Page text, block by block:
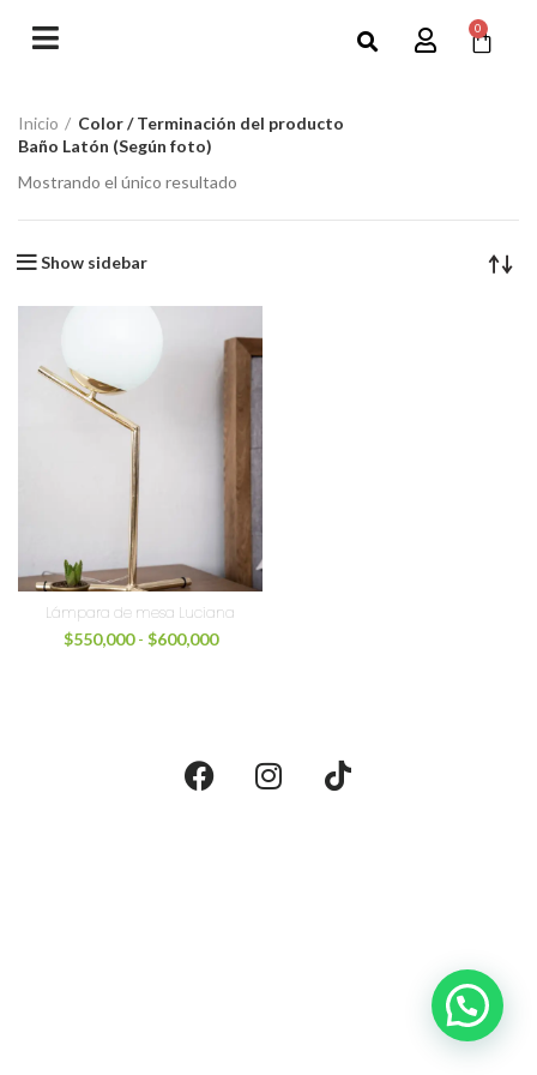
0
Inicio
Color / Terminación del producto
Baño Latón (Según foto)
Mostrando el único resultado
Show sidebar
Lámpara de mesa Luciana
$550,000 - $600,000